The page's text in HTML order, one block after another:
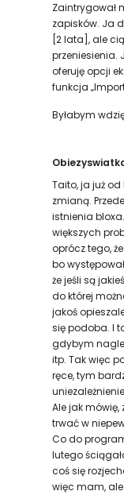
Zaintrygował
zapisków. Ja
[2 lata], ale
przeniesienia.
oferuję opcji
funkcja
Byłabym
Taito, ja już
zmianą.
istnienia
większych
oprócz tego,
bo
że jeśli są
do której
jakoś
się podoba. I
gdybym
itp. Tak więc
ręce, tym
Ale jak mówię,
trwać w
Co do
lutego
coś się
więc mam,